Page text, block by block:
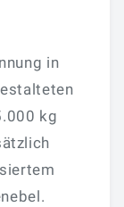
in
kg